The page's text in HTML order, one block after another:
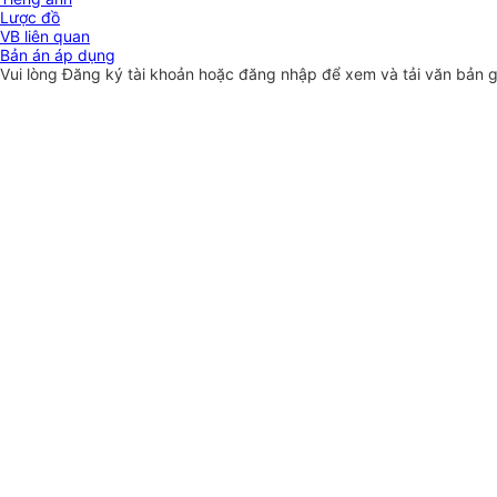
Lược đồ
VB liên quan
Bản án áp dụng
Vui lòngĐăng ký tài khoản hoặc đăng nhập để xem và tải văn bản